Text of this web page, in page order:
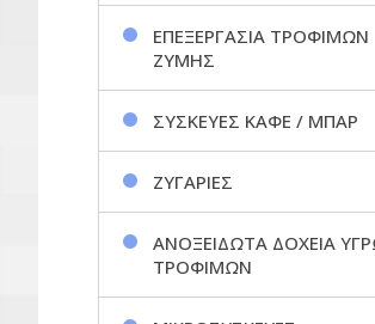
ΕΠΕΞΕΡΓΑΣΙΑ ΤΡΟΦΙΜΩΝ
ΖΥΜΗΣ
ΣΥΣΚΕΥΕΣ ΚΑΦΕ / ΜΠΑΡ
ΖΥΓΑΡΙΕΣ
ΑΝΟΞΕΙΔΩΤΑ ΔΟΧΕΙΑ
ΤΡΟΦΙΜΩΝ